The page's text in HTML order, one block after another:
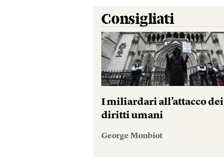
Consigliati
I miliardari all’attacco dei
diritti umani
George Monbiot